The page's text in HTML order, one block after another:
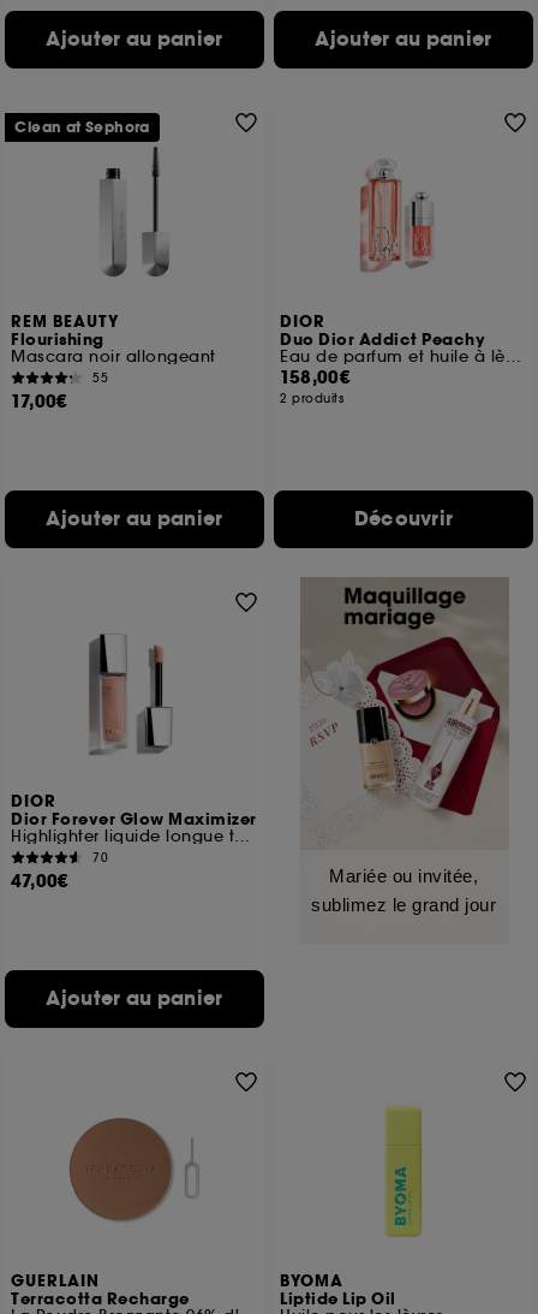
Ajouter au panier Ajouter au panier
REM BEAUTY
Flourishing
Mascara noir allongeant
55
17,00€
Ajouter au panier
Clean at Sephora
DIOR
Duo Dior Addict Peachy
Eau de parfum et huile à lèvres hydratante
158,00€
2 produits
Découvrir
DIOR
Dior Forever Glow Maximizer
Highlighter liquide longue tenue
70
47,00€
Ajouter au panier
Mariée ou invitée,
sublimez le grand jour
GUERLAIN
Terracotta Recharge
BYOMA
Liptide Lip Oil